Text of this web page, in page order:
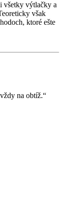
všetky výtlačky a
však
ktoré ešte
na obtíž.